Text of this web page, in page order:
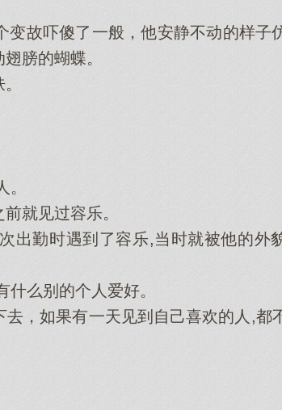
故吓傻了一般，他安静不动的样子
膀的蝴蝶。
就见过容乐。
勤时遇到了容乐,当时就被他的外
么别的个人爱好。
，如果有一天见到自己喜欢的人,都